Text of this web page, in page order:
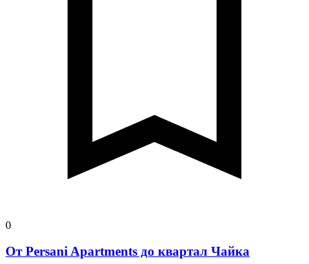
0
От Persani Apartments до квартал Чайка